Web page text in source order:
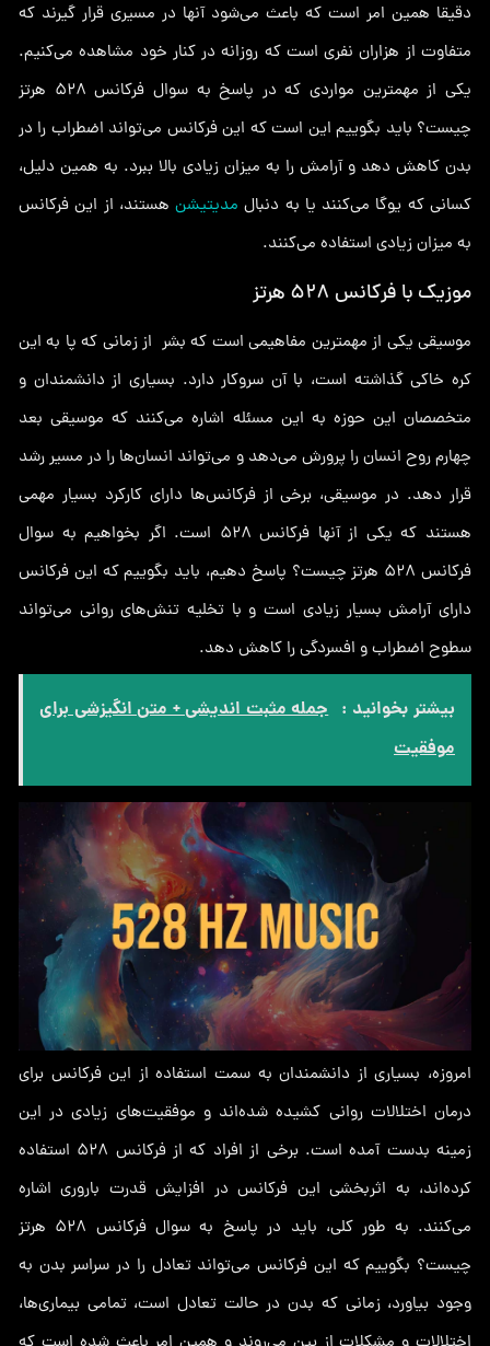
دقیقا همین امر است که باعث می‌شود آنها در مسیری قرار گیرند که
متفاوت از هزاران نفری است که روزانه در کنار خود مشاهده می‌کنیم.
یکی از مهمترین مواردی که در پاسخ به سوال فرکانس 528 هرتز
چیست؟ باید بگوییم این است که این فرکانس می‌تواند اضطراب را در
بدن کاهش دهد و آرامش را به میزان زیادی بالا ببرد. به همین دلیل،
کسانی که یوگا می‌کنند یا به دنبال مدیتیشنهستند، از این فرکانس
به میزان زیادی استفاده می‌کنند.
موزیک با فرکانس 528 هرتز
موسیقی یکی از مهمترین مفاهیمی است که بشر از زمانی که پا به این
کره خاکی گذاشته است، با آن سروکار دارد. بسیاری از دانشمندان و
متخصصان این حوزه به این مسئله اشاره می‌کنند که موسیقی بعد
چهارم روح انسان را پرورش می‌دهد و می‌تواند انسان‌ها را در مسیر رشد
قرار دهد. در موسیقی، برخی از فرکانس‌ها دارای کارکرد بسیار مهمی
هستند که یکی از آنها فرکانس 528 است. اگر بخواهیم به سوال
فرکانس 528 هرتز چیست؟ پاسخ دهیم، باید بگوییم که این فرکانس
دارای آرامش بسیار زیادی است و با تخلیه تنش‌های روانی می‌تواند
سطوح اضطراب و افسردگی را کاهش دهد.
بیشتر بخوانید : جمله مثبت اندیشی + متن انگیزشی برای
موفقیت
امروزه، بسیاری از دانشمندان به سمت استفاده از این فرکانس برای
درمان اختلالات روانی کشیده شده‌اند و موفقیت‌های زیادی در این
زمینه بدست آمده است. برخی از افراد که از فرکانس 528 استفاده
کرده‌اند، به اثربخشی این فرکانس در افزایش قدرت باروری اشاره
می‌کنند. به طور کلی، باید در پاسخ به سوال فرکانس 528 هرتز
چیست؟ بگوییم که این فرکانس می‌تواند تعادل را در سراسر بدن به
وجود بیاورد، زمانی که بدن در حالت تعادل است، تمامی بیماری‌ها،